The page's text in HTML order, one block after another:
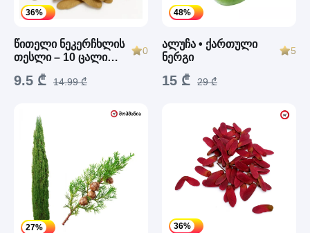
36%
წითელი ნეკერჩხლის
თესლი – 10 ცალი
Garnet)
0
9.5 ₾ 14.99 ₾
48%
ალუჩა • ქართული
ნერგი
5
15 ₾ 29 ₾
27% 36%